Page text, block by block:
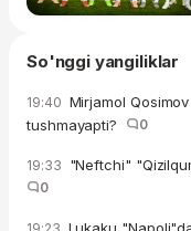
So'nggi yangiliklar
19:40 Mirjamol
tushmayapti?
0
19:33 "Neftchi"
0
Lukaku